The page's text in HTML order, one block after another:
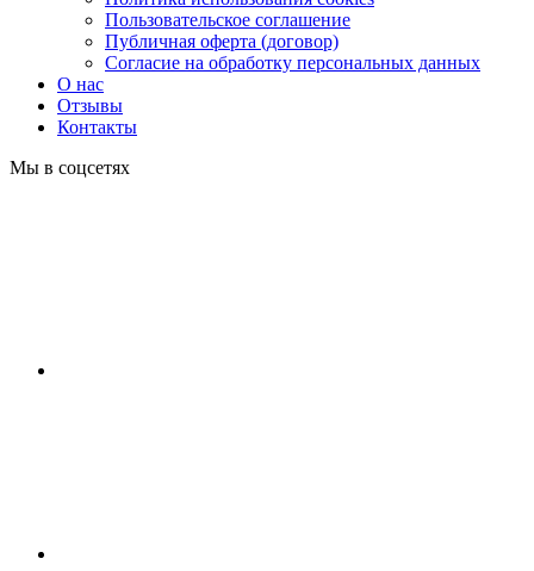
Пользовательское соглашение
Публичная оферта (договор)
Согласие на обработку персональных данных
О нас
Отзывы
Контакты
Мы в соцсетях